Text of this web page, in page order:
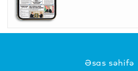
Əsas səhifə